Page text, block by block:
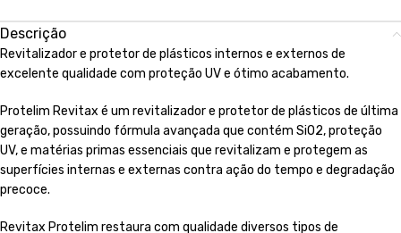
Descrição
Revitalizador e protetor de plásticos internos e externos de
excelente qualidade com proteção UV e ótimo acabamento.
Protelim Revitax é um revitalizador e protetor de plásticos de última
geração, possuindo fórmula avançada que contém SiO2, proteção
UV, e matérias primas essenciais que revitalizam e protegem as
superfícies internas e externas contra ação do tempo e degradação
precoce.
Revitax Protelim restaura com qualidade diversos tipos de